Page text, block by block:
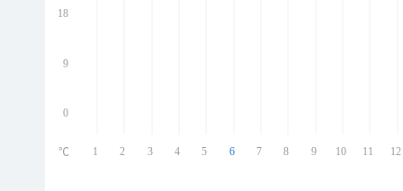
18
9
0
1 2 3 4 5 6 7 8 9 10 11 12
℃